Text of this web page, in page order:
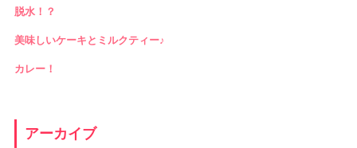
脱水！？
美味しいケーキとミルクティー♪
カレー！
アーカイブ